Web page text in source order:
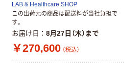
LAB & Healthcare SHOP
この出荷元の商品は配送料が当社負担で
す。
お届け日 8月27日（木）まで
￥270,600 （税込）